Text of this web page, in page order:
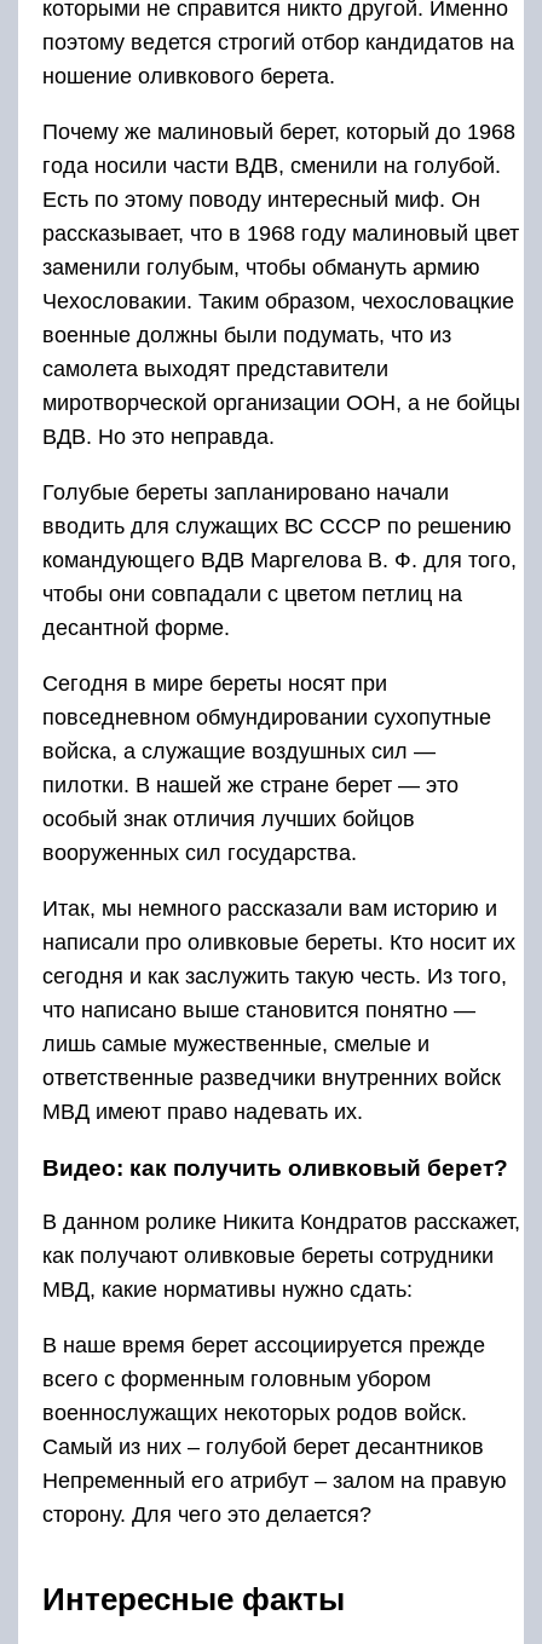
которыми не справится никто другой. Именно
поэтому ведется строгий отбор кандидатов на
ношение оливкового берета.
Почему же малиновый берет, который до 1968
года носили части ВДВ, сменили на голубой.
Есть по этому поводу интересный миф. Он
рассказывает, что в 1968 году малиновый цвет
заменили голубым, чтобы обмануть армию
Чехословакии. Таким образом, чехословацкие
военные должны были подумать, что из
самолета выходят представители
миротворческой организации ООН, а не бойцы
ВДВ. Но это неправда.
Голубые береты запланировано начали
вводить для служащих ВС СССР по решению
командующего ВДВ Маргелова В. Ф. для того,
чтобы они совпадали с цветом петлиц на
десантной форме.
Сегодня в мире береты носят при
повседневном обмундировании сухопутные
войска, а служащие воздушных сил —
пилотки. В нашей же стране берет — это
особый знак отличия лучших бойцов
вооруженных сил государства.
Итак, мы немного рассказали вам историю и
написали про оливковые береты. Кто носит их
сегодня и как заслужить такую честь. Из того,
что написано выше становится понятно —
лишь самые мужественные, смелые и
ответственные разведчики внутренних войск
МВД имеют право надевать их.
Видео: как получить оливковый берет?
В данном ролике Никита Кондратов расскажет,
как получают оливковые береты сотрудники
МВД, какие нормативы нужно сдать:
В наше время берет ассоциируется прежде
всего с форменным головным убором
военнослужащих некоторых родов войск.
Самый из них – голубой берет десантников
Непременный его атрибут – залом на правую
сторону. Для чего это делается?
Интересные факты